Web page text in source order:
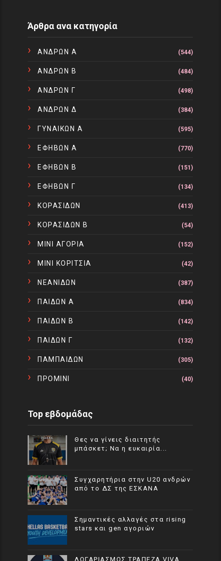
Άρθρα ανα κατηγορία
ΑΝΔΡΩΝ Α (544)
ΑΝΔΡΩΝ Β (484)
ΑΝΔΡΩΝ Γ (498)
ΑΝΔΡΩΝ Δ (384)
ΓΥΝΑΙΚΩΝ Α (595)
ΕΦΗΒΩΝ Α (770)
ΕΦΗΒΩΝ Β (151)
ΕΦΗΒΩΝ Γ (134)
ΚΟΡΑΣΙΔΩΝ (413)
ΚΟΡΑΣΙΔΩΝ Β (54)
ΜΙΝΙ ΑΓΟΡΙΑ (152)
ΜΙΝΙ ΚΟΡΙΤΣΙΑ (42)
ΝΕΑΝΙΔΩΝ (387)
ΠΑΙΔΩΝ Α (834)
ΠΑΙΔΩΝ Β (142)
ΠΑΙΔΩΝ Γ (132)
ΠΑΜΠΑΙΔΩΝ (305)
ΠΡΟΜΙΝΙ (40)
Top εβδομάδας
Θες να γίνεις διαιτητής
μπάσκετ; Να η ευκαιρία...
Συγχαρητήρια στην U20 ανδρών
από το ΔΣ της ΕΣΚΑΝΑ
Σημαντικές αλλαγές στα rising
stars και gen αγοριών
ΛΟΓΑΡΙΑΣΜΟΣ ΤΡΑΠΕΖΑ VIVA